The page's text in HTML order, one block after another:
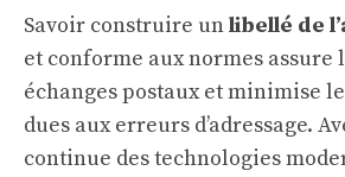
Savoir construire unlibellé de
et conforme aux normes assure
échanges postaux et minimise
dues aux erreurs d’adressage.
continue des technologies